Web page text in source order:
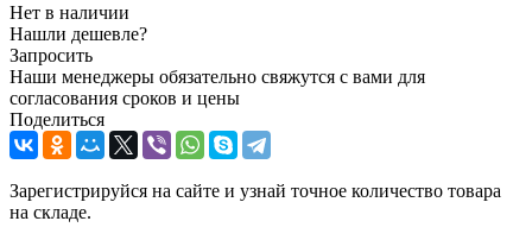
Нет в наличии
Нашли дешевле?
Запросить
Наши менеджеры обязательно свяжутся с вами для
согласования сроков и цены
Поделиться
Зарегистрируйся на сайте и узнай точное количество товара
на складе.